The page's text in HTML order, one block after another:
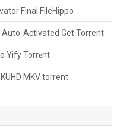
Final FileHippo
Auto-Activated Gеt Torrent
Yify Torr𝐞nt
MKV torrent